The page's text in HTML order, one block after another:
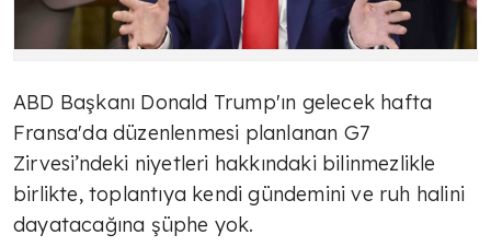
ABD Başkanı Donald Trump'ın gelecek hafta
Fransa'da düzenlenmesi planlanan G7
Zirvesi’ndeki niyetleri hakkındaki bilinmezlikle
birlikte, toplantıya kendi gündemini ve ruh halini
dayatacağına şüphe yok.